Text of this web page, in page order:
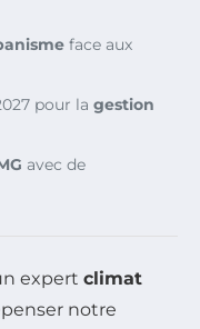
face aux
pour la gestion
avec de
expert climat
notre